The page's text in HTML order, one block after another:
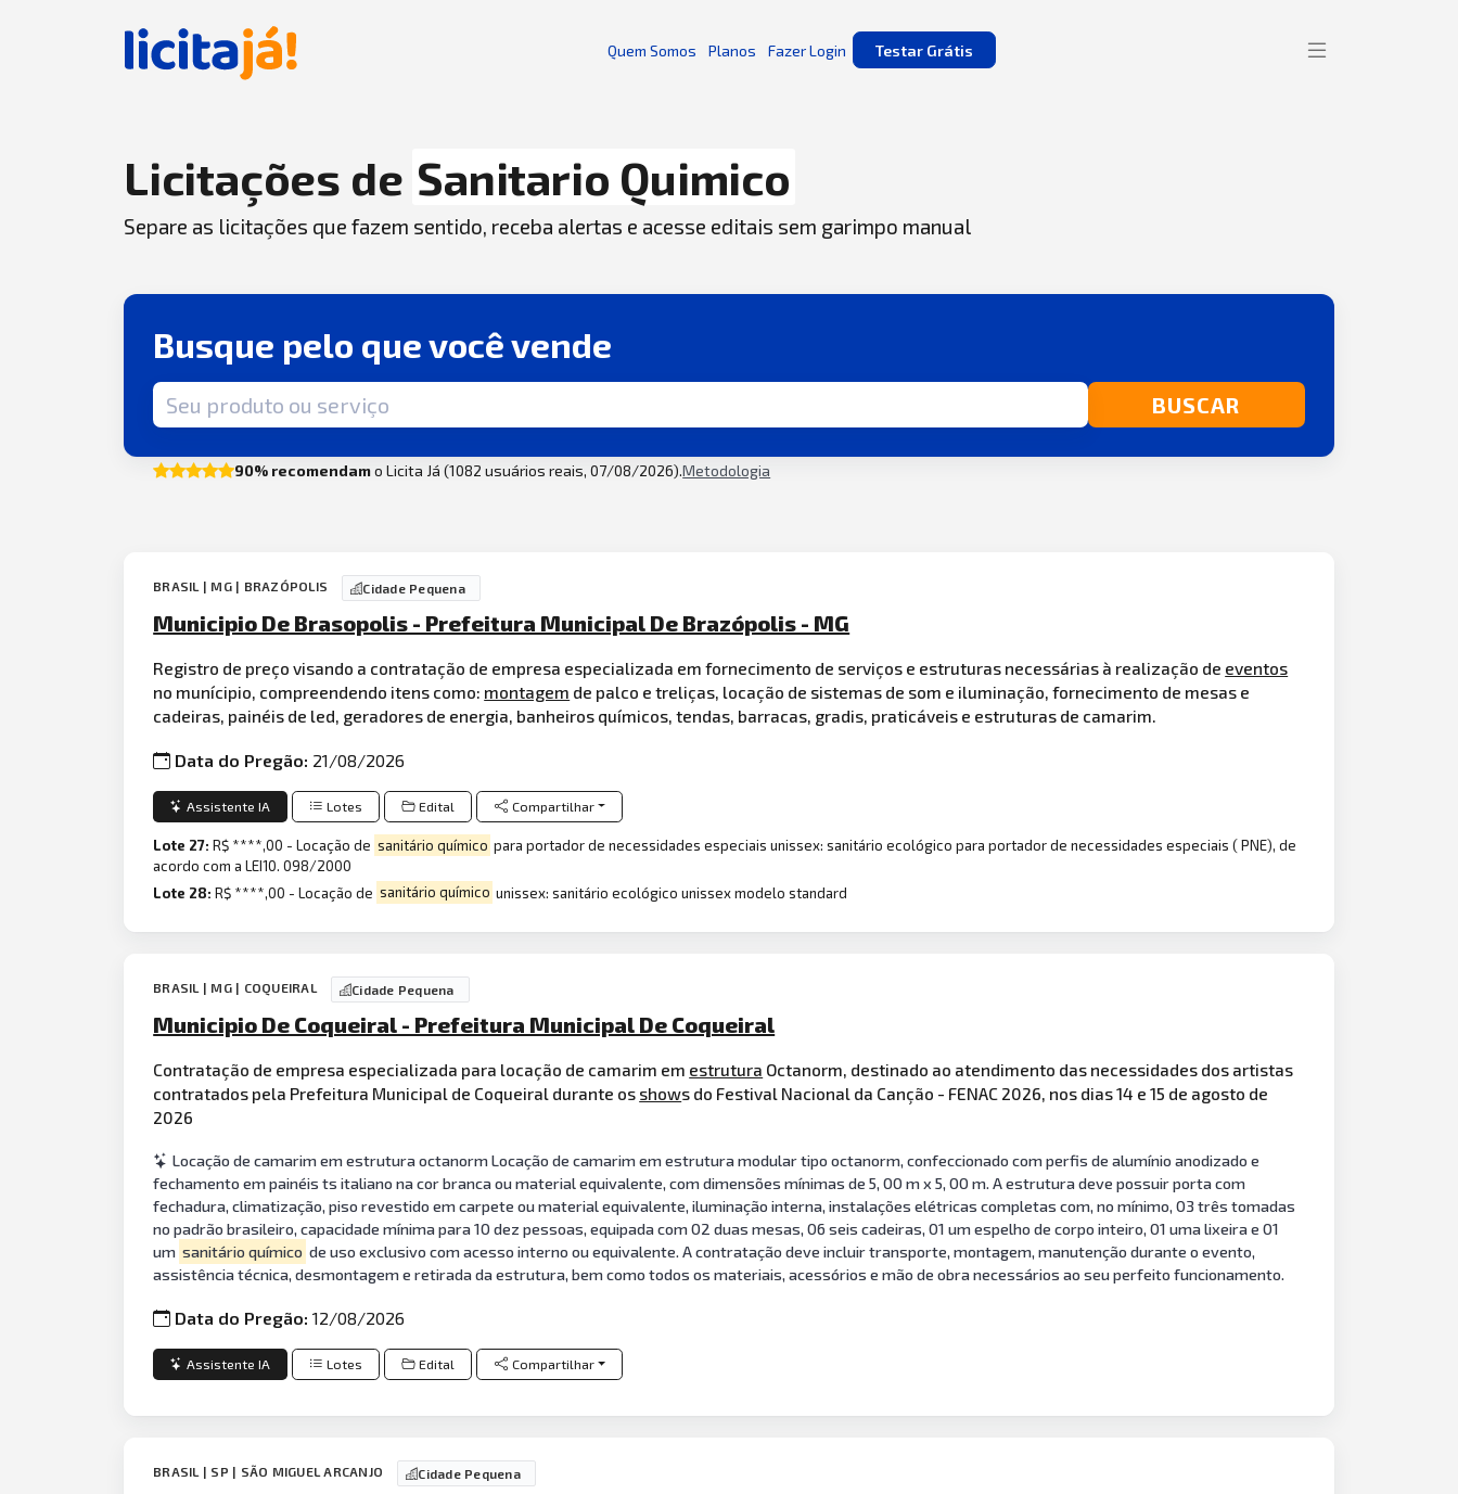
Quem Somos Planos Fazer Login Testar Grátis
Licitações de Sanitario Quimico
Separe as licitações que fazem sentido, receba alertas e acesse editais sem garimpo manual
Busque pelo que você vende
Termo de busca BUSCAR
90% recomendamo Licita Já (1082 usuários reais, 07/08/2026).Metodologia
BRASIL | MG | BRAZÓPOLIS Cidade Pequena
Municipio De Brasopolis - Prefeitura Municipal De Brazópolis - MG
Registro de preço visando a contratação de empresa especializada em fornecimento de serviços e estruturas necessárias à realização de eventos
no munícipio, compreendendo itens como: montagem de palco e treliças, locação de sistemas de som e iluminação, fornecimento de mesas e
cadeiras, painéis de led, geradores de energia, banheiros químicos, tendas, barracas, gradis, praticáveis e estruturas de camarim.
Data do Pregão: 21/08/2026
Assistente IA Lotes Edital Compartilhar
Lote 27:R$ ****,00 - Locação de sanitário químico para portador de necessidades especiais unissex: sanitário ecológico para portador de necessidades especiais ( PNE), de
acordo com a LEI10. 098/2000
Lote 28:R$ ****,00 - Locação de sanitário químico unissex: sanitário ecológico unissex modelo standard
BRASIL | MG | COQUEIRAL Cidade Pequena
Municipio De Coqueiral - Prefeitura Municipal De Coqueiral
Contratação de empresa especializada para locação de camarim em estrutura Octanorm, destinado ao atendimento das necessidades dos artistas
contratados pela Prefeitura Municipal de Coqueiral durante os shows do Festival Nacional da Canção - FENAC 2026, nos dias 14 e 15 de agosto de
2026
Locação de camarim em estrutura octanorm Locação de camarim em estrutura modular tipo octanorm, confeccionado com perfis de alumínio anodizado e
fechamento em painéis ts italiano na cor branca ou material equivalente, com dimensões mínimas de 5, 00 m x 5, 00 m. A estrutura deve possuir porta com
fechadura, climatização, piso revestido em carpete ou material equivalente, iluminação interna, instalações elétricas completas com, no mínimo, 03 três tomadas
no padrão brasileiro, capacidade mínima para 10 dez pessoas, equipada com 02 duas mesas, 06 seis cadeiras, 01 um espelho de corpo inteiro, 01 uma lixeira e 01
um sanitário químico de uso exclusivo com acesso interno ou equivalente. A contratação deve incluir transporte, montagem, manutenção durante o evento,
assistência técnica, desmontagem e retirada da estrutura, bem como todos os materiais, acessórios e mão de obra necessários ao seu perfeito funcionamento.
Data do Pregão:12/08/2026
Assistente IA Lotes Edital Compartilhar
BRASIL | SP | SÃO MIGUEL ARCANJO Cidade Pequena